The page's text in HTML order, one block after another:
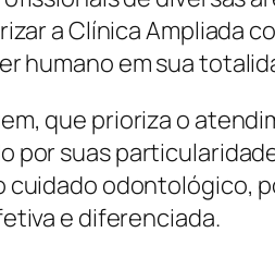
a Clínica Ampliada
humano em sua
que prioriza o
por suas
cuidado odontológico,
e diferenciada.